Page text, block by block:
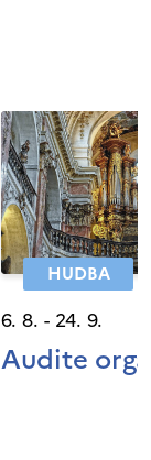
HUDBA
6. 8. - 24. 9.
Audite